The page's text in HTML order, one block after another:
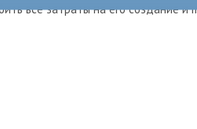
все затраты на его создание